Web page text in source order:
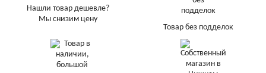
Нашли товар дешевле?
Мы снизим цену
Товар без подделок